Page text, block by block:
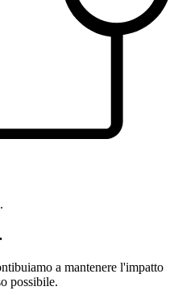
a mantenere l'impatto
possibile.